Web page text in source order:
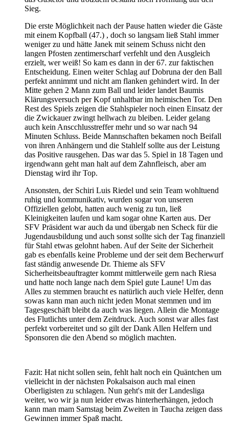
Sieg.
Die erste Möglichkeit nach der Pause hatten wieder die Gäste
mit einem Kopfball (47.) , doch so langsam ließ Stahl immer
weniger zu und hätte Janek mit seinem Schuss nicht den
langen Pfosten zentimerscharf verfehlt und den Ausgleich
erzielt, wer weiß! So kam es dann in der 67. zur faktischen
Entscheidung. Einen weiter Schlag auf Dobruna der den Ball
perfekt annimmt und nicht am flanken gehindert wird. In der
Mitte gehen 2 Mann zum Ball und leider landet Baumis
Klärungsversuch per Kopf unhaltbar im heimischen Tor. Den
Rest des Spiels zeigen die Stahlspieler noch einen Einsatz der
die Zwickauer zwingt hellwach zu bleiben. Leider gelang
auch kein Anscchlusstreffer mehr und so war nach 94
Minuten Schluss. Beide Mannschaften bekamen noch Beifall
von ihren Anhängern und die Stahlelf sollte aus der Leistung
das Positive rausgehen. Das war das 5. Spiel in 18 Tagen und
irgendwann geht man halt auf dem Zahnfleisch, aber am
Dienstag wird ihr Top.
Ansonsten, der Schiri Luis Riedel und sein Team wohltuend
ruhig und kommunikativ, wurden sogar von unseren
Offiziellen gelobt, hatten auch wenig zu tun, ließ
Kleinigkeiten laufen und kam sogar ohne Karten aus. Der
SFV Präsident war auch da und übergab nen Scheck für die
Jugendausbildung und auch sonst sollte sich der Tag finanziell
für Stahl etwas gelohnt haben. Auf der Seite der Sicherheit
gab es ebenfalls keine Probleme und der seit dem Becherwurf
fast ständig anwesende Dr. Thieme als SFV
Sicherheitsbeauftragter kommt mittlerweile gern nach Riesa
und hatte noch lange nach dem Spiel gute Laune! Um das
Alles zu stemmen braucht es natürlich auch viele Helfer, denn
sowas kann man auch nicht jeden Monat stemmen und im
Tagesgeschäft bleibt da auch was liegen. Allein die Montage
des Flutlichts unter dem Zeitdruck. Auch sonst war alles fast
perfekt vorbereitet und so gilt der Dank Allen Helfern und
Sponsoren die den Abend so möglich machten.
Fazit: Hat nicht sollen sein, fehlt halt noch ein Quäntchen um
vielleicht in der nächsten Pokalsaison auch mal einen
Oberligisten zu schlagen. Nun geht's mit der Landesliga
weiter, wo wir ja nun leider etwas hinterherhängen, jedoch
kann man mam Samstag beim Zweiten in Taucha zeigen dass
Gewinnen immer Spaß macht.